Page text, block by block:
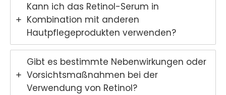
Kann ich das Retinol-Serum in
Kombination mit anderen
Hautpflegeprodukten verwenden?
Gibt es bestimmte Nebenwirkungen oder
Vorsichtsmaßnahmen bei der
Verwendung von Retinol?